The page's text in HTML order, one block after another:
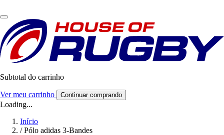
Subtotal do carrinho
Ver meu carrinho Continuar comprando
Loading...
Início
/ Pólo adidas 3-Bandes